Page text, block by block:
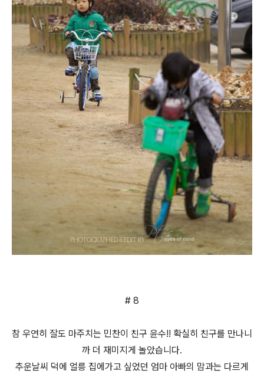
# 8
참 우연히 잘도 마주치는 민찬이 친구 윤수!! 확실히 친구를 만나니
까 더 재미지게 놀았습니다.
추운날씨 덕에 얼릉 집에가고 싶었던 엄마 아빠의 맘과는 다르게